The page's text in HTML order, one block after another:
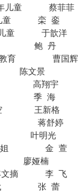
童 蔡菲菲
童 栾 銮
于歆洋
鲍 丹
教育 曹国辉
文景
高翔宇
季 海
王新格
蒋舒婷
明光
姐 金 萱
娅楠
摘 李 飞
张 蕾